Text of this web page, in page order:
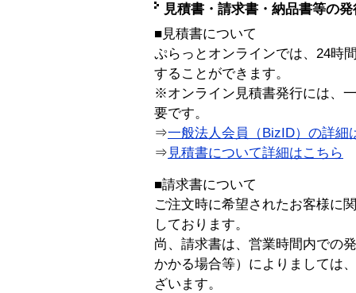
見積書・請求書・納品書等の
■見積書について
ぷらっとオンラインでは、24時
することができます。
※オンライン見積書発行には、
要です。
⇒一般法人会員（BizID）の詳細
⇒ 見積書について詳細はこちら
■請求書について
ご注文時に希望されたお客様に
しております。
尚、請求書は、営業時間内での
かかる場合等）によりましては
ざいます。